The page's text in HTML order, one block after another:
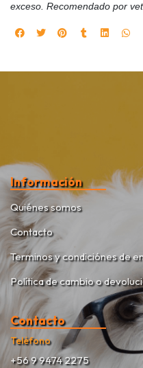
exceso. Recomendado por
Información
Quiénes somos
Contacto
Terminos y condiciónes de
Política de cambio o
Contacto
Teléfono
+56 9 9474 2275